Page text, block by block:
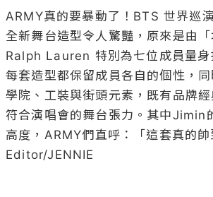
ARMY真的要暴動了！BTS 世界巡
全新舞台造型令人驚豔，原來是由
Ralph Lauren 特別為七位成員量身
每套造型都保留成員各自的個性，
學院、工裝與街頭元素，既有品牌
符合演唱會的舞台張力。其中Jimin
高度，ARMY們直呼：「這套真的帥
Editor/JENNIE